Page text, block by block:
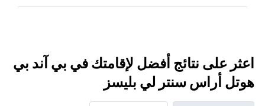
اعثر على نتائج أفضل لإقامتك في بي آند بي
هوتل أراس سنتر لي بليسز